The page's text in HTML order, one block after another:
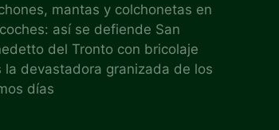
mantas y colchonetas en
así se defiende San
del Tronto con bricolaje
la devastadora granizada de los
días